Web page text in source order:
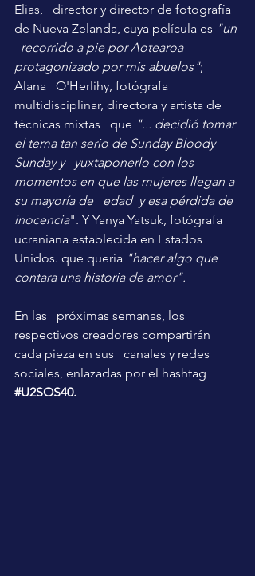
Elias,   director y director de fotografía
de Nueva Zelanda, cuya película es "un
  recorrido a pie por Aotearoa
protagonizado por mis abuelos";
Alana   O'Herlihy, fotógrafa
multidisciplinar, directora y artista de
técnicas mixtas   que "... decidió tomar
el tema tan serio de Sunday Bloody
Sunday y   yuxtaponerlo con los
momentos en que las mujeres llegan a
su mayoría de   edad  y esa pérdida de
inocencia". Y Yanya Yatsuk, fotógrafa
ucraniana establecida en Estados
Unidos. que quería "hacer algo que
contara una historia de amor".
En las   próximas semanas, los
respectivos creadores compartirán
cada pieza en sus   canales y redes
sociales, enlazadas por el hashtag
#U2SOS40.